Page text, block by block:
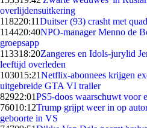
overlijdensuitkering
118220:11Duitser (93) crasht met
114420:40NPO-manager Menno de
groepsapp
113318:20Zangeres en Idols-jurylid
leeftijd overleden
103015:21Netflix-abonnees krijgen
uitgebreide GTA VI trailer
82922:01PS5-doos waarschuwt voor
76010:12Trump grijpt weer in op
geboorte in VS